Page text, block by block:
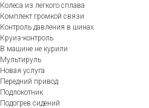
Колеса из легкого сплава
Комплект громкой связи
Контроль давления в шинах
Круиз-контроль
В машине не курили
Мультируль
Новая услуга
Передний привод
Подлокотник
Подогрев сидений